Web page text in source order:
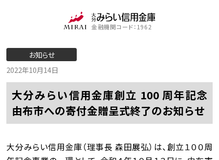
金融機関コード：1962
お知らせ
2022年10月14日
大分みらい信用金庫創立 100 周年記念
由布市への寄付金贈呈式終了のお知らせ
大分みらい信用金庫（理事長 森田展弘）は、創立１００周